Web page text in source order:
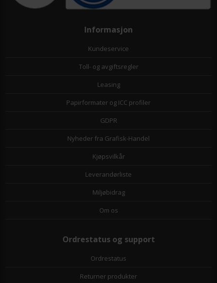
Informasjon
Kundeservice
Toll- og avgiftsregler
Leasing
Papirformater og ICC profiler
GDPR
Nyheder fra Grafisk-Handel
Kjøpsvilkår
Leverandørliste
Miljøbidrag
Om os
Ordrestatus og support
Ordrestatus
Returner produkter